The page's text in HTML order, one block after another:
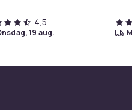
4,5
onsdag, 19 aug.